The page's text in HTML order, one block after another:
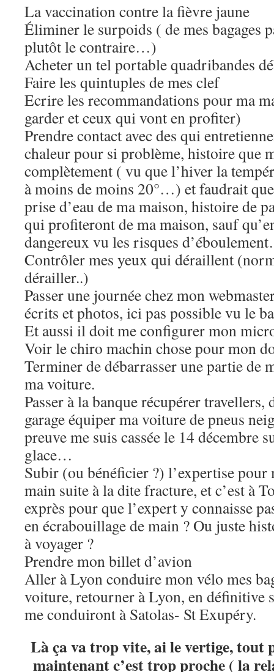
La vaccination contre la fièvre jaune
Éliminer le surpoids ( de mes bagages
plutôt le contraire…)
Acheter un tel portable quadribandes
Faire les quintuples de mes clef
Ecrire les recommandations pour ma
garder et ceux qui vont en profiter)
Prendre contact avec des qui
chaleur pour si problème, histoire que
complètement ( vu que l’hiver la
à moins de moins 20°…) et faudrait
prise d’eau de ma maison, histoire de
qui profiteront de ma maison, sauf
dangereux vu les risques
Contrôler mes yeux qui déraillent
dérailler..)
Passer une journée chez mon
écrits et photos, ici pas possible vu le
Et aussi il doit me configurer mon
Voir le chiro machin chose pour mon
Terminer de débarrasser une partie de
ma voiture.
Passer à la banque récupérer travellers,
garage équiper ma voiture de pneus
preuve me suis cassée le 14 décembre
glace…
Subir (ou bénéficier ?) l’expertise pour
main suite à la dite fracture, et c’est à
exprès pour que l’expert y connaisse
en écrabouillage de main ? Ou juste
à voyager ?
Prendre mon billet d’avion
Aller à Lyon conduire mon vélo mes
voiture, retourner à Lyon, en définitive
me conduiront à Satolas- St Exupéry.
Là ça va trop vite, ai le vertige, tout
maintenant c’est trop proche ( la